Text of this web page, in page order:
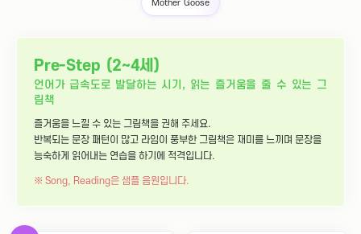
Mother Goose
Pre-Step (2~4세)
언어가 급속도로 발달하는 시기, 읽는 즐거움을 줄 수 있는 그
림책
즐거움을 느낄 수 있는 그림책을 권해 주세요.
반복되는 문장 패턴이 많고 라임이 풍부한 그림책은 재미를 느끼며 문장을
능숙하게 읽어내는 연습을 하기에 적격입니다.
※ Song, Reading은 샘플 음원입니다.